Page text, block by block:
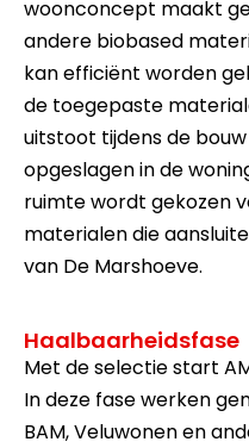
woonconcept maakt
andere biobased
kan efficiënt worden
de toegepaste
uitstoot tijdens de
opgeslagen in de
ruimte wordt gekozen
materialen die
van De Marshoeve.
Haalbaarheidsfase
Met de selectie start
In deze fase werken
BAM, Veluwonen en